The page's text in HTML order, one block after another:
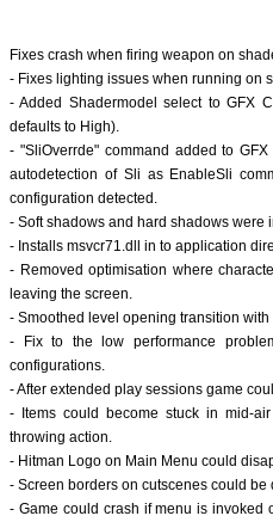
Fixes crash when firing weapon on
- Fixes lighting issues when running on
- Added Shadermodel select to GFX
defaults to High).
- "SliOverrde" command added to
autodetection of Sli as EnableSli
configuration detected.
- Soft shadows and hard shadows were
- Installs msvcr71.dll in to application
- Removed optimisation where
leaving the screen.
- Smoothed level opening transition
- Fix to the low performance
configurations.
- After extended play sessions game
- Items could become stuck in mid-
throwing action.
- Hitman Logo on Main Menu could
- Screen borders on cutscenes could
- Game could crash if menu is invoked